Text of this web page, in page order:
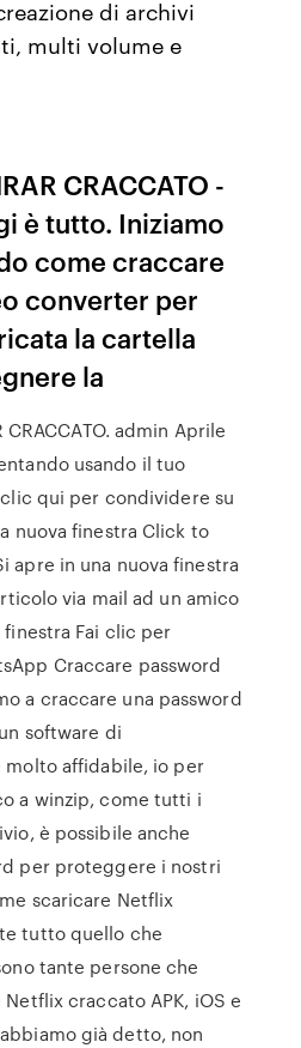
di archivi
multi volume e
CRACCATO -
è tutto. Iniziamo
come craccare
converter per
la cartella
la
CRACCATO. admin Aprile
usando il tuo
qui per condividere su
nuova finestra Click to
apre in una nuova finestra
via mail ad un amico
finestra Fai clic per
Craccare password
a craccare una password
software di
affidabile, io per
a winzip, come tutti i
è possibile anche
per proteggere i nostri
scaricare Netflix
tutto quello che
tante persone che
craccato APK, iOS e
già detto, non